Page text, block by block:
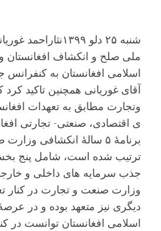
شنبه ۲۵ دلو
اسلامی افغانستان به کنفرانس
وتجارت مطابق به تعهدات
ی اقتصادی، صنعتی- تجارتی
برنامۀ ۵ سالۀ
ترتیب شده است، شامل پنج
جذب سرمایه های داخلی و
وزارت صنعت و تجارت در کنار
دیگری نیز متعهد بوده و در
اسلامی افغانستان توانست در